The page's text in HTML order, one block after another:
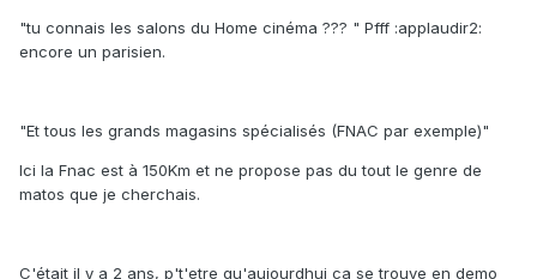
"tu connais les salons du Home cinéma ??? " Pfff :applaudir2:
encore un parisien.
"Et tous les grands magasins spécialisés (FNAC par exemple)"
Ici la Fnac est à 150Km et ne propose pas du tout le genre de
matos que je cherchais.
C'était il y a 2 ans, p't'etre qu'aujourdhui ca se trouve en demo